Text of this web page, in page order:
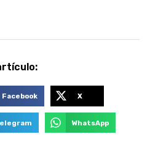
Facebook X
WhatsApp